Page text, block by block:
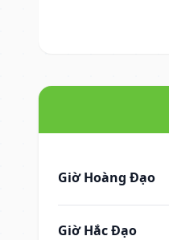
Giờ Hoàng Đạo
Giờ Hắc Đạo